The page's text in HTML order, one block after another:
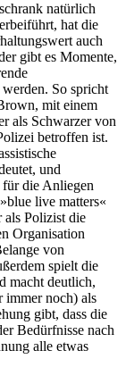
natürlich
hat die
auch
gibt es Momente,
So spricht
mit einem
als Schwarzer von
betroffen ist.
und
für die Anliegen
live matters«
als Polizist die
Organisation
von
spielt die
macht deutlich,
immer noch) als
gibt, dass die
Bedürfnisse nach
alle etwas